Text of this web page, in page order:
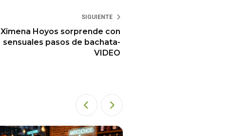
SIGUIENTE
Ximena Hoyos sorprende con
sensuales pasos de bachata-
VIDEO